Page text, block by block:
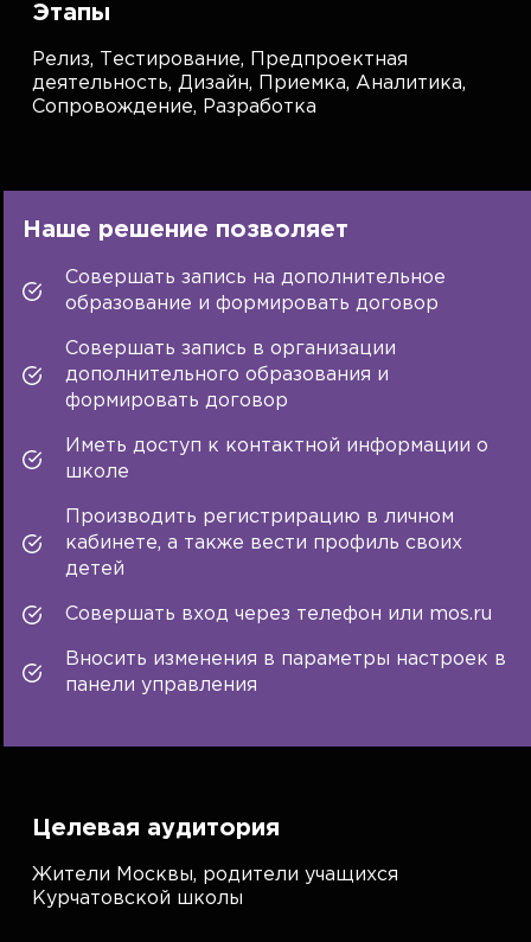
Этапы
Релиз, Тестирование,
Предпроектная
деятельность,Дизайн, Приемка,Аналитика,
Сопровождение, Разработка
Наше решение позволяет
Совершать запись на дополнительное
образование и формировать договор
Совершать запись в организации
дополнительного образования и
формировать договор
Иметь доступ к контактной информации о
школе
Производить регистрирацию в личном
кабинете, а также вести профиль своих
детей
Совершать вход через телефон или mos.ru
Вносить изменения в параметры настроек в
панели управления
Целевая аудитория
Жители Москвы, родители учащихся
Курчатовской школы